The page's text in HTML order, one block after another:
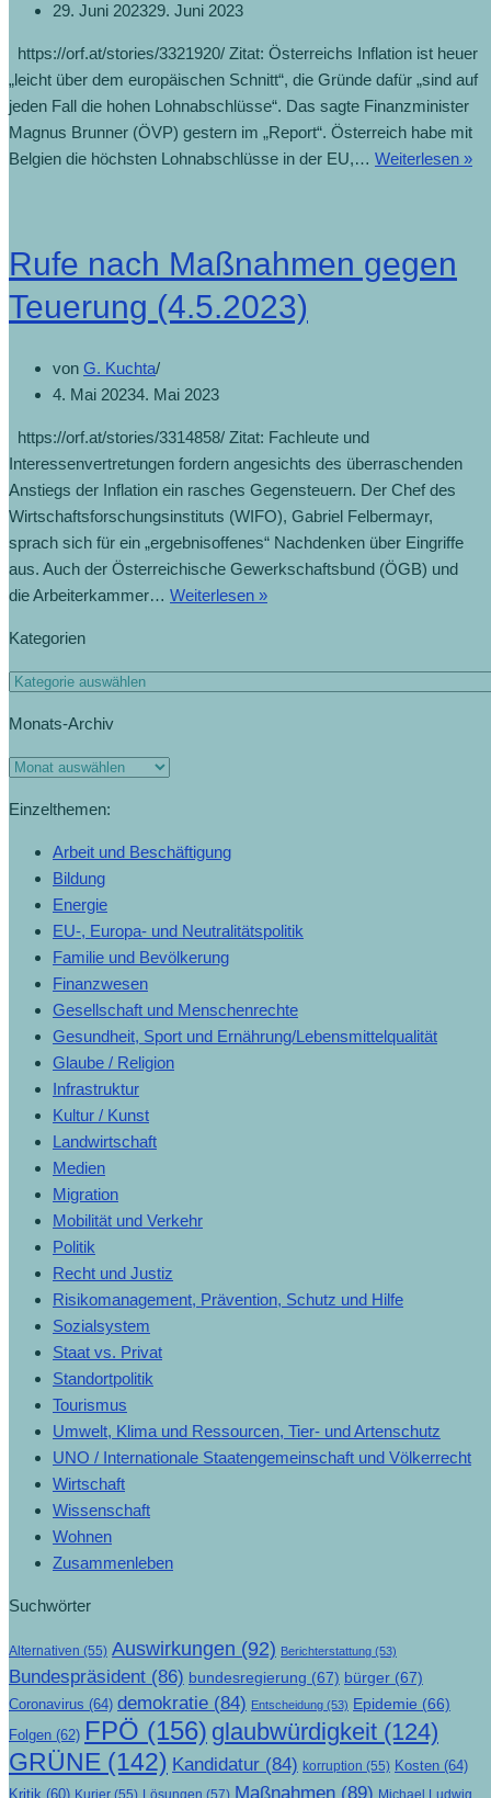
29. Juni 202329. Juni 2023
https://orf.at/stories/3321920/ Zitat: Österreichs Inflation ist heuer
„leicht über dem europäischen Schnitt“, die Gründe dafür „sind auf
jeden Fall die hohen Lohnabschlüsse“. Das sagte Finanzminister
Magnus Brunner (ÖVP) gestern im „Report“. Österreich habe mit
Belgien die höchsten Lohnabschlüsse in der EU,… Weiterlesen »
Rufe nach Maßnahmen gegen
Teuerung (4.5.2023)
von G. Kuchta
4. Mai 20234. Mai 2023
https://orf.at/stories/3314858/ Zitat: Fachleute und
Interessenvertretungen fordern angesichts des überraschenden
Anstiegs der Inflation ein rasches Gegensteuern. Der Chef des
Wirtschaftsforschungsinstituts (WIFO), Gabriel Felbermayr,
sprach sich für ein „ergebnisoffenes“ Nachdenken über Eingriffe
aus. Auch der Österreichische Gewerkschaftsbund (ÖGB) und
die Arbeiterkammer… Weiterlesen »Rufe
gegen
Kategorien
Kategorien
Monats-Archiv
Monats-
Einzelthemen:
Arbeit und Beschäftigung
Bildung
Energie
EU-, Europa- und Neutralitätspolitik
Familie und Bevölkerung
Finanzwesen
Gesellschaft und Menschenrechte
Gesundheit, Sport und Ernährung/Lebensmittelqualität
Glaube / Religion
Infrastruktur
Kultur / Kunst
Landwirtschaft
Medien
Migration
Mobilität und Verkehr
Politik
Recht und Justiz
Risikomanagement, Prävention, Schutz und Hilfe
Sozialsystem
Staat vs. Privat
Standortpolitik
Tourismus
Umwelt, Klima und Ressourcen, Tier- und Artenschutz
UNO / Internationale Staatengemeinschaft und Völkerrecht
Wirtschaft
Wissenschaft
Wohnen
Zusammenleben
Suchwörter
Alternativen (55) Auswirkungen (92) Berichterstattung (53)
Bundespräsident (86) bundesregierung (67) bürger (67)
Coronavirus (64) demokratie (84) Entscheidung (53) Epidemie (66)
Folgen (62) FPÖ (156) glaubwürdigkeit (124)
GRÜNE (142) Kandidatur (84) korruption (55) Kosten (64)
Kritik (60) Kurier (55) Lösungen (57) Maßnahmen (89) Michael Ludwig